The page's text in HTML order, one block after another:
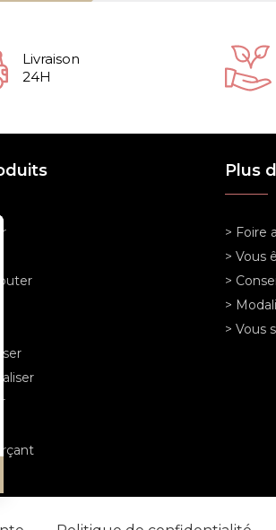
Livraison
24H
Plus
> Foire
> Vous
>
>
> Vous